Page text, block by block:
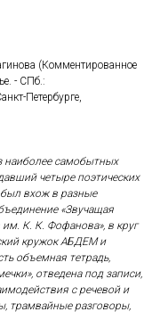
(Комментированное
- СПб.:
Петербурге,
наиболее самобытных
четыре поэтических
вхож в разные
«Звучащая
К. К. Фофанова», в круг
кружок АБДЕМ и
объемная тетрадь,
отведена под записи,
с речевой и
трамвайные разговоры,